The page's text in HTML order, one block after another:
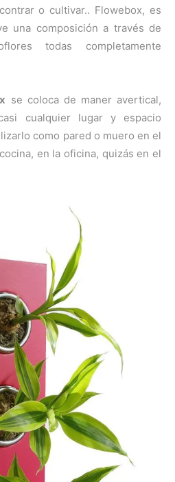
o cultivar.. Flowebox, es
una composición a través de
todas completamente
se coloca de maner avertical,
cualquier lugar y espacio
como pared o muero en el
en la oficina, quizás en el